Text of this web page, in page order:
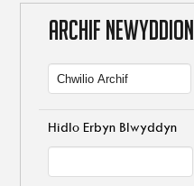
ARCHIF NEWYDDION
Hidlo Erbyn Blwyddyn